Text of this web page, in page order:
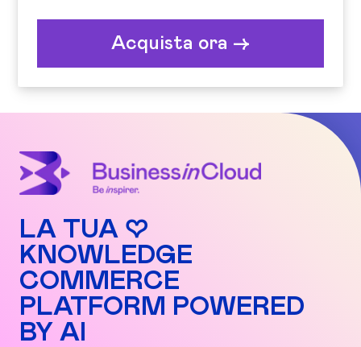
Acquista ora ->
LA TUA ♡
KNOWLEDGE
COMMERCE
PLATFORM POWERED
BY AI